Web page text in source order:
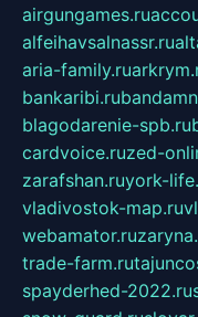
airgungames.ru
alfeihavsalnassr.ru
aria-family.ru
bankaribi.ru
blagodarenie-spb.ru
cardvoice.ruzed-
zarafshan.ruyork-
vladivostok-map.ru
webamator.ru
trade-farm.ru
spayderhed-2022.ru